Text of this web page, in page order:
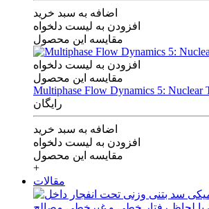
اضافه به سبد خرید
افزودن به لیست دلخواه
مقایسه این محصول
افزودن به لیست دلخواه
مقایسه این محصول
Multiphase Flow Dynamics 5: Nuclear
رایگان
اضافه به سبد خرید
افزودن به لیست دلخواه
مقایسه این محصول
+
مقالات